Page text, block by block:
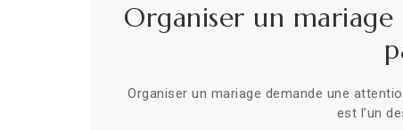
Organiser un
Organiser un mariage demande une
est l’un